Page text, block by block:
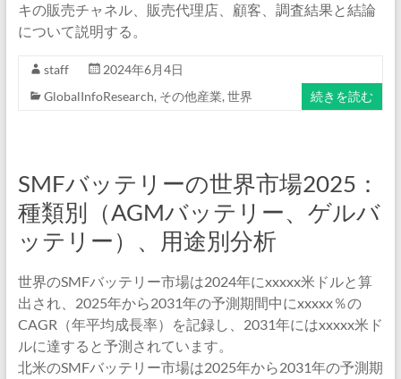
キの販売チャネル、販売代理店、顧客、調査結果と結論
について説明する。
staff
2024年6月4日
GlobalInfoResearch, その他産業, 世界 続きを読む
SMFバッテリーの世界市場2025：
種類別（AGMバッテリー、ゲルバ
ッテリー）、用途別分析
世界のSMFバッテリー市場は2024年にxxxxx米ドルと算
出され、2025年から2031年の予測期間中にxxxxx％の
CAGR（年平均成長率）を記録し、2031年にはxxxxx米ド
ルに達すると予測されています。
北米のSMFバッテリー市場は2025年から2031年の予測期